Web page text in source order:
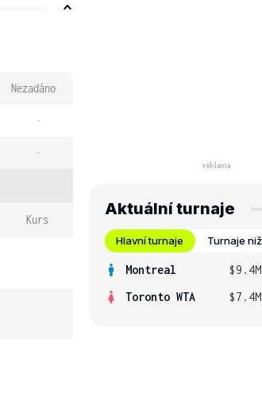
Nezadáno
-
-
Kurs
Aktuální turnaje
Hlavní turnaje Turnaje
Montreal $9.4M
Toronto WTA
$7.4M